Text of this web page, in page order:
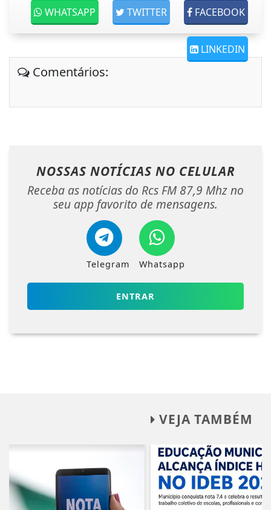
FACEBOOK
TWITTER
WHATSAPP
LINKEDIN
Comentários:
NOSSAS NOTÍCIAS NO CELULAR
Receba as notícias do Rcs FM 87,9 Mhz no
seu app favorito de mensagens.
Telegram Whatsapp
ENTRAR
VEJA TAMBÉM